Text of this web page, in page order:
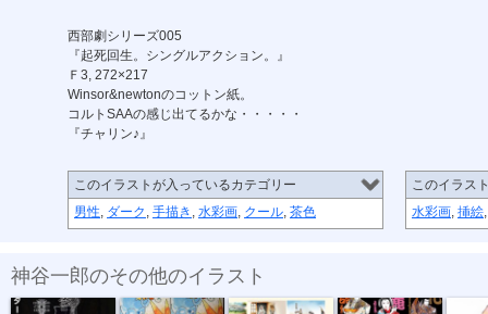
西部劇シリーズ005
『起死回生。シングルアクション。』
Ｆ3, 272×217
Winsor&newtonのコットン紙。
コルトSAAの感じ出てるかな・・・・・
『チャリン♪』
このイラストが入っているカテゴリー
男性, ダーク , 手描き , 水彩画, クール, 茶色
このイラス
水彩画, 挿絵
神谷一郎のその他のイラスト
「ギターコー... 絵本。第一弾... 絵本第二弾「...